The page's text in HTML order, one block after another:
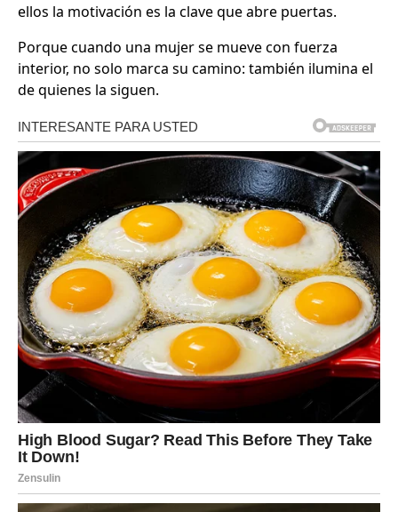
ellos la motivación es la clave que abre puertas.
Porque cuando una mujer se mueve con fuerza
interior, no solo marca su camino: también ilumina el
de quienes la siguen.